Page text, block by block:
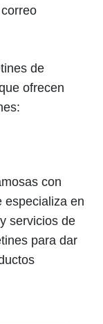
de
ofrecen
con
especializa en
servicios de
para dar